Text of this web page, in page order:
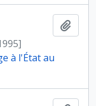
à l'État au